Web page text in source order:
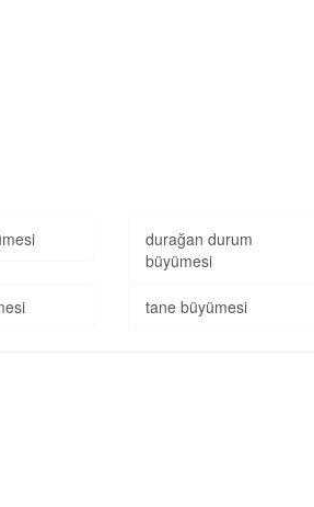
durağan durum
büyümesi
tane büyümesi